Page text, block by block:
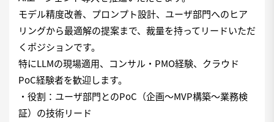
モデル精度改善、プロンプト設計、ユーザ部門へのヒア
リングから最適解の提案まで、裁量を持ってリードいただ
くポジションです。
特にLLMの現場適用、コンサル・PMO経験、クラウド
PoC経験者を歓迎します。
・役割：ユーザ部門とのPoC（企画〜MVP構築〜業務検
証）の技術リード